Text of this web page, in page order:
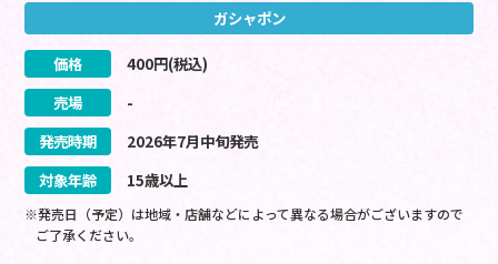
ガシャポン
価格 400円(税込)
売場
-
発売時期
2026年7月中旬発売
対象年齢
15歳以上
※発売日（予定）は地域・店舗などによって異なる場合がございますので
ご了承ください。